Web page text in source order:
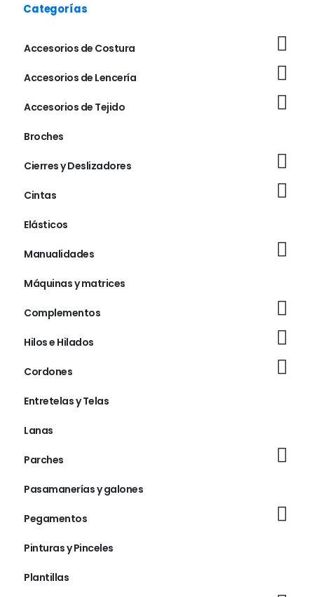
Categorías
Accesorios de Costura
Accesorios de Lencería
Accesorios de Tejido
Broches
Cierres y Deslizadores
Cintas
Elásticos
Manualidades
Máquinas y matrices
Complementos
Hilos e Hilados
Cordones
Entretelas y Telas
Lanas
Parches
Pasamanerías y galones
Pegamentos
Pinturas y Pinceles
Plantillas